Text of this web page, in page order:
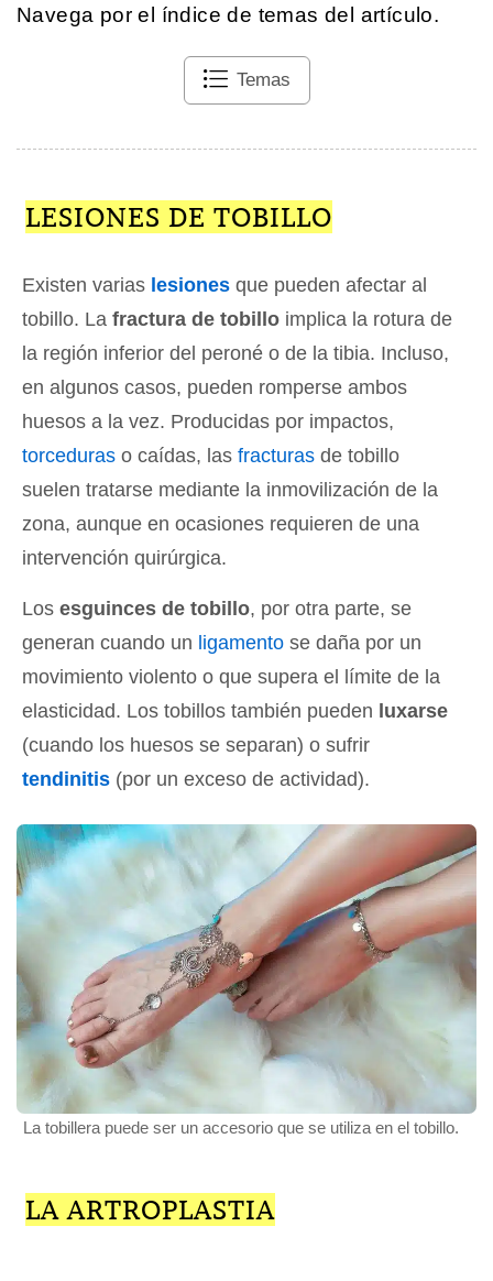
Navega por el índice de temas del artículo.
Temas
LESIONES DE TOBILLO
Existen varias lesiones que pueden afectar al
tobillo. La fractura de tobillo implica la rotura de
la región inferior del peroné o de la tibia. Incluso,
en algunos casos, pueden romperse ambos
huesos a la vez. Producidas por impactos,
torceduras o caídas, las fracturas de tobillo
suelen tratarse mediante la inmovilización de la
zona, aunque en ocasiones requieren de una
intervención quirúrgica.
Los esguinces de tobillo, por otra parte, se
generan cuando un ligamento se daña por un
movimiento violento o que supera el límite de la
elasticidad. Los tobillos también pueden luxarse
(cuando los huesos se separan) o sufrir
tendinitis (por un exceso de actividad).
La tobillera puede ser un accesorio que se utiliza en el tobillo.
LA ARTROPLASTIA